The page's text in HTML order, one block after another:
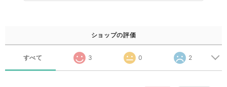
ショップの評価
すべて 3 0 2